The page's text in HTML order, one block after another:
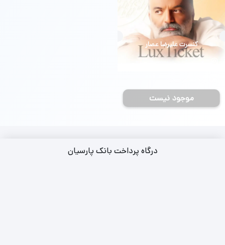
بلیط
کنسرت علیرضا عصار
موجود نیست
درگاه پرداخت بانک پارسیان